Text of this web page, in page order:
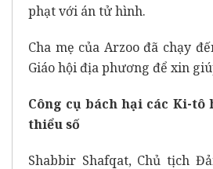
phạt với án tử hình.
Cha mẹ của Arzoo đã chạy
Giáo hội địa phương để xin
Công cụ bách hại các Ki-tô
thiểu số
Shabbir Shafqat, Chủ tịch